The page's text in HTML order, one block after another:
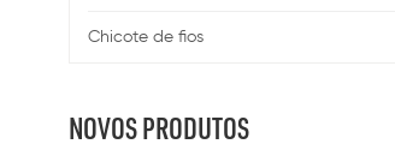
Chicote de fios
NOVOS PRODUTOS